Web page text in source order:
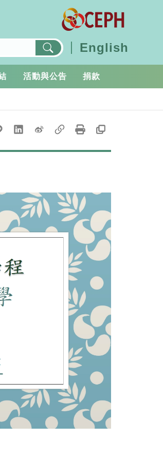
English
活動與公告 捐款